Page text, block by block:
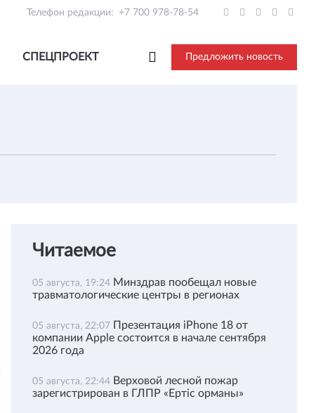
Телефон редакции: +7 700 978-78-54
СПЕЦПРОЕКТ Предложить новость
Читаемое
05 августа, 19:24 Минздрав пообещал новые
травматологические центры в регионах
05 августа, 22:07 Презентация iPhone 18 от
компании Apple состоится в начале сентября
2026 года
05 августа, 22:44 Верховой лесной пожар
зарегистрирован в ГЛПР «Ертіс орманы»